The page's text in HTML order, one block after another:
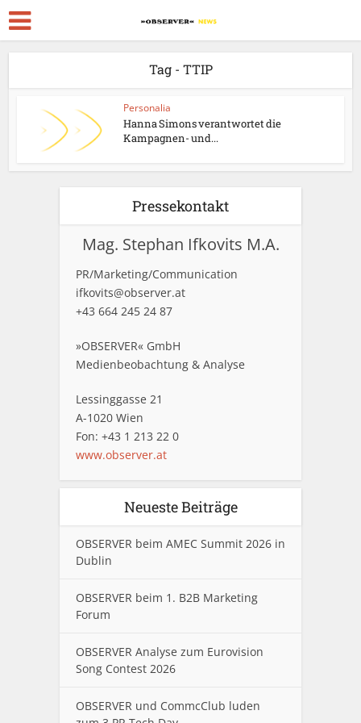
Tag - TTIP
Personalia
Hanna Simons verantwortet die
Kampagnen- und...
Pressekontakt
Mag. Stephan Ifkovits M.A.
PR/Marketing/Communication
ifkovits@observer.at
+43 664 245 24 87
»OBSERVER« GmbH
Medienbeobachtung & Analyse
Lessinggasse 21
A-1020 Wien
Fon: +43 1 213 22 0
www.observer.at
Neueste Beiträge
OBSERVER beim AMEC Summit 2026 in
Dublin
OBSERVER beim 1. B2B Marketing
Forum
OBSERVER Analyse zum Eurovision
Song Contest 2026
OBSERVER und CommcClub luden